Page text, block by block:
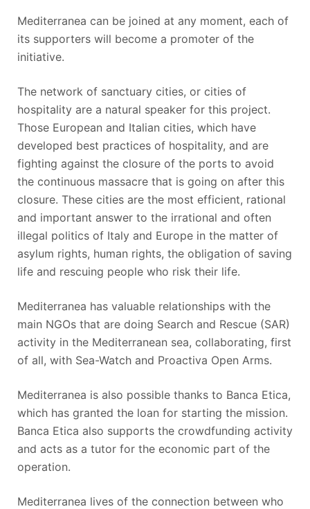
Mediterranea can be joined at any moment, each of
its supporters will become a promoter of the
initiative.
The network of sanctuary cities, or cities of
hospitality are a natural speaker for this project.
Those European and Italian cities, which have
developed best practices of hospitality, and are
fighting against the closure of the ports to avoid
the continuous massacre that is going on after this
closure. These cities are the most efficient, rational
and important answer to the irrational and often
illegal politics of Italy and Europe in the matter of
asylum rights, human rights, the obligation of saving
life and rescuing people who risk their life.
Mediterranea has valuable relationships with the
main NGOs that are doing Search and Rescue (SAR)
activity in the Mediterranean sea, collaborating, first
of all, with Sea-Watch and Proactiva Open Arms.
Mediterranea is also possible thanks to Banca Etica,
which has granted the loan for starting the mission.
Banca Etica also supports the crowdfunding activity
and acts as a tutor for the economic part of the
operation.
Mediterranea lives of the connection between who